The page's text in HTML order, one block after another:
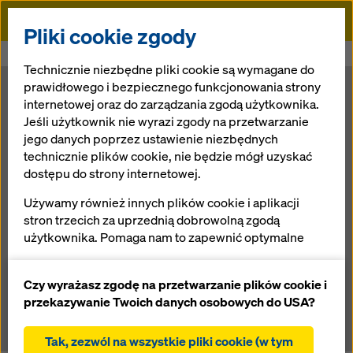
Doka
Budować tak, jak nie odważył się jeszcze nikt.
Budować tak,
jak nie odważył
się jeszcze nikt.
02.08.2017 |
Download: Press material
Pliki cookie zgody
Technicznie niezbędne pliki cookie są wymagane do
prawidłowego i bezpiecznego funkcjonowania strony
internetowej oraz do zarządzania zgodą użytkownika.
Jeśli użytkownik nie wyrazi zgody na przetwarzanie
jego danych poprzez ustawienie niezbędnych
technicznie plików cookie, nie będzie mógł uzyskać
dostępu do strony internetowej.
Używamy również innych plików cookie i aplikacji
stron trzecich za uprzednią dobrowolną zgodą
użytkownika. Pomaga nam to zapewnić optymalne
ciągłe ulepszanie funkcjonalności naszej strony
internetowej (funkcjonalne i statystyczne pliki
ułatwienie sprawnego procesu zakupu podczas
Czy wyrażasz zgodę na przetwarzanie plików cookie i
przekazywanie Twoich danych osobowych do USA?
Tak, zezwól na wszystkie pliki cookie (w tym